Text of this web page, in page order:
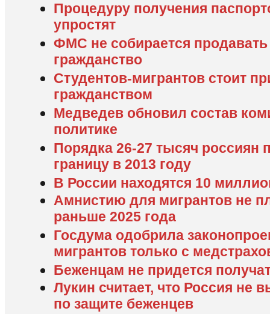
Процедуру получения
упростят
ФМС не собирается продавать
гражданство
Студентов-мигрантов стоит
гражданством
Медведев обновил состав
политике
Порядка 26-27 тысяч россиян
границу в 2013 году
В России находятся 10
Амнистию для мигрантов не
раньше 2025 года
Госдума одобрила
мигрантов только с
Беженцам не придется
Лукин считает, что Россия не
по защите беженцев